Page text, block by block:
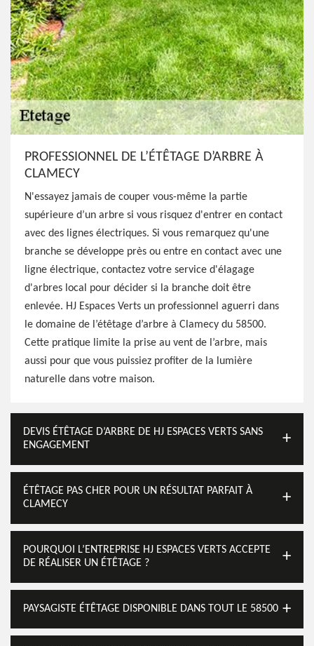
PROFESSIONNEL DE L’ÉTÊTAGE D’ARBRE À
CLAMECY
N'essayez jamais de couper vous-même la partie
supérieure d’un arbre si vous risquez d'entrer en contact
avec des lignes électriques. Si vous remarquez qu'une
branche se développe près ou entre en contact avec une
ligne électrique, contactez votre service d'élagage
d'arbres local pour décider si la branche doit être
enlevée. HJ Espaces Verts un professionnel aguerri dans
le domaine de l’étêtage d’arbre à Clamecy du 58500.
Cette pratique limite la prise au vent de l’arbre, mais
aussi pour que vous puissiez profiter de la lumière
naturelle dans votre maison.
DEVIS ÉTÊTAGE D’ARBRE DE HJ ESPACES VERTS SANS
ENGAGEMENT
ÉTÊTAGE PAS CHER POUR UN RÉSULTAT PARFAIT À
CLAMECY
POURQUOI L’ENTREPRISE HJ ESPACES VERTS ACCEPTE
DE RÉALISER UN ÉTÊTAGE ?
PAYSAGISTE ÉTÊTAGE DISPONIBLE DANS TOUT LE 58500